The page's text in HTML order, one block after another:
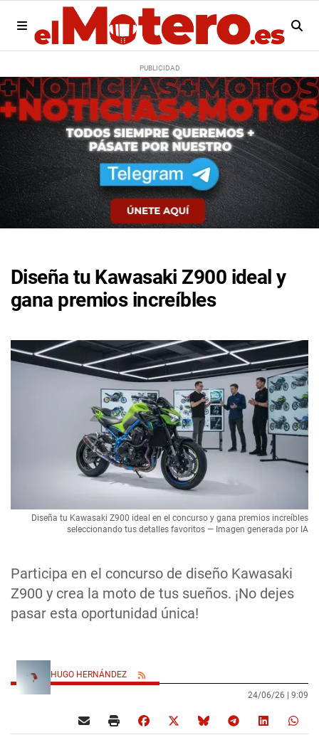
Diseña tu Kawasaki Z900 ideal y
gana premios increíbles
Participa en el concurso de diseño Kawasaki
Z900 y crea la moto de tus sueños. ¡No dejes
pasar esta oportunidad única!
Diseña tu Kawasaki Z900 ideal en el concurso y gana premios increíbles
seleccionando tus detalles favoritos — Imagen generada por IA
HUGO HERNÁNDEZ
24/06/26 | 9:09